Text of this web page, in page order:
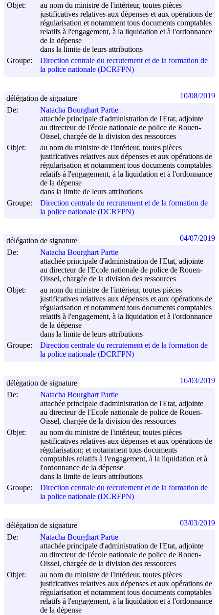
Objet:
au nom du ministre de l'intérieur, toutes pièces
justificatives relatives aux dépenses et aux opérations de
régularisation et notamment tous documents comptables
relatifs à l'engagement, à la liquidation et à l'ordonnance
de la dépense
dans la limite de leurs attributions
Groupe:
Direction centrale du recrutement et de la formation de
la police nationale (DCRFPN)
De:
Natacha Bourghart Partie
attachée principale d'administration de l'Etat, adjointe
au directeur de l'école nationale de police de Rouen-
Oissel, chargée de la division des ressources
Objet:
au nom du ministre de l'intérieur, toutes pièces
justificatives relatives aux dépenses et aux opérations de
régularisation et notamment tous documents comptables
relatifs à l'engagement, à la liquidation et à l'ordonnance
de la dépense
dans la limite de leurs attributions
Groupe:
Direction centrale du recrutement et de la formation de
la police nationale (DCRFPN)
délégation de signature 10/08/2019
De:
Natacha Bourghart Partie
attachée principale d'administration de l'Etat, adjointe
au directeur de l'Ecole nationale de police de Rouen-
Oissel, chargée de la division des ressources
Objet:
au nom du ministre de l'intérieur, toutes pièces
justificatives relatives aux dépenses et aux opérations de
régularisation et notamment tous documents comptables
relatifs à l'engagement, à la liquidation et à l'ordonnance
de la dépense
dans la limite de leurs attributions
Groupe:
Direction centrale du recrutement et de la formation de
la police nationale (DCRFPN)
délégation de signature 04/07/2019
De:
Natacha Bourghart Partie
attachée principale d'administration de l'Etat, adjointe
au directeur de l'Ecole nationale de police de Rouen-
Oissel, chargée de la division des ressources
Objet:
au nom du ministre de l'intérieur, toutes pièces
justificatives relatives aux dépenses et aux opérations de
régularisation; et notamment tous documents
comptables relatifs à l'engagement, à la liquidation et à
l'ordonnance de la dépense
dans la limite de leurs attributions
Groupe:
Direction centrale du recrutement et de la formation de
la police nationale (DCRFPN)
délégation de signature 16/03/2019
De:
Natacha Bourghart Partie
attachée principale d'administration de l'Etat, adjointe
au directeur de l'école nationale de police de Rouen-
Oissel, chargée de la division des ressources
Objet:
au nom du ministre de l'intérieur, toutes pièces
justificatives relatives aux dépenses et aux opérations de
régularisation et notamment tous documents comptables
relatifs à l'engagement, à la liquidation et à l'ordonnance
de la dépense
délégation de signature 03/03/2019